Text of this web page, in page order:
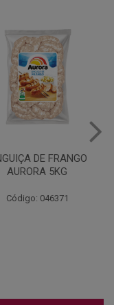
MUSSARELA
PAKAN 200G
Código: 061522